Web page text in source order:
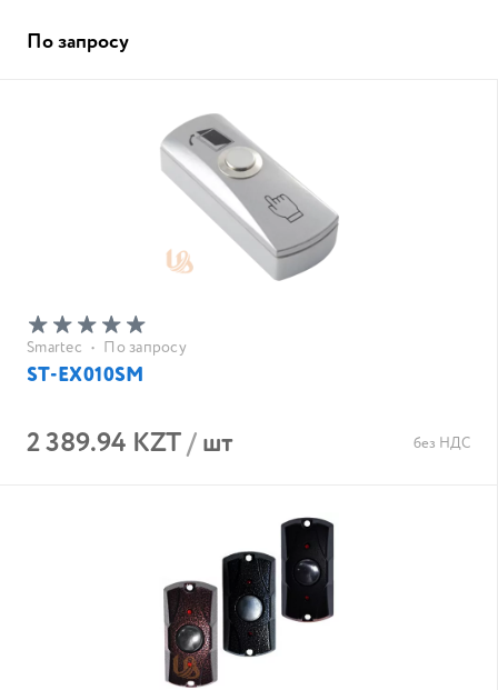
По запросу
Smartec • По запросу
ST-EX010SM
2 389.94 KZT/шт без НДС